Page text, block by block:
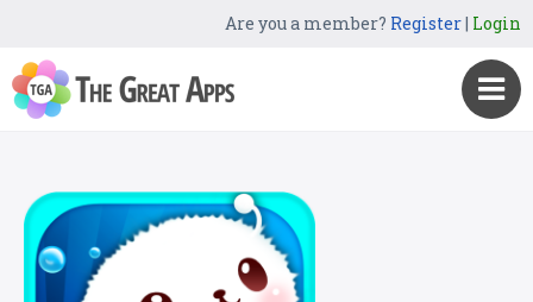
Are you a member? Register| Login